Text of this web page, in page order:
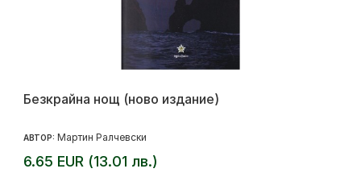
Безкрайна нощ (ново издание)
АВТОР: Мартин Ралчевски
6.65 EUR (13.01 лв.)